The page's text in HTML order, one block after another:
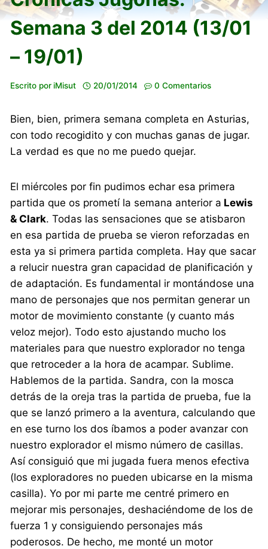
Semana 3 del 2014 (13/01
– 19/01)
Escrito por iMisut 20/01/2014 0 Comentarios
Bien, bien, primera semana completa en Asturias,
con todo recogidito y con muchas ganas de jugar.
La verdad es que no me puedo quejar.
El miércoles por fin pudimos echar esa primera
partida que os prometí la semana anterior a Lewis
& Clark. Todas las sensaciones que se atisbaron
en esa partida de prueba se vieron reforzadas en
esta ya si primera partida completa. Hay que sacar
a relucir nuestra gran capacidad de planificación y
de adaptación. Es fundamental ir montándose una
mano de personajes que nos permitan generar un
motor de movimiento constante (y cuanto más
veloz mejor). Todo esto ajustando mucho los
materiales para que nuestro explorador no tenga
que retroceder a la hora de acampar. Sublime.
Hablemos de la partida. Sandra, con la mosca
detrás de la oreja tras la partida de prueba, fue la
que se lanzó primero a la aventura, calculando que
en ese turno los dos íbamos a poder avanzar con
nuestro explorador el mismo número de casillas.
Así consiguió que mi jugada fuera menos efectiva
(los exploradores no pueden ubicarse en la misma
casilla). Yo por mi parte me centré primero en
mejorar mis personajes, deshaciéndome de los de
fuerza 1 y consiguiendo personajes más
poderosos. De hecho, me monté un motor